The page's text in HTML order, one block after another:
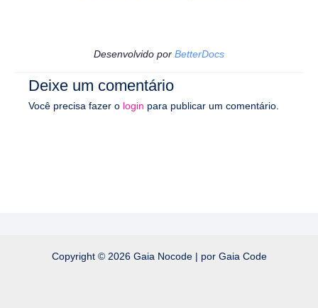
Desenvolvido por BetterDocs
Deixe um comentário
Você precisa fazer o login para publicar um comentário.
Copyright © 2026 Gaia Nocode | por Gaia Code